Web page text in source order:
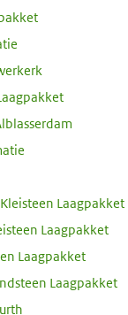
Laagpakket
Laagpakket
Laagpakket
Laagpakket